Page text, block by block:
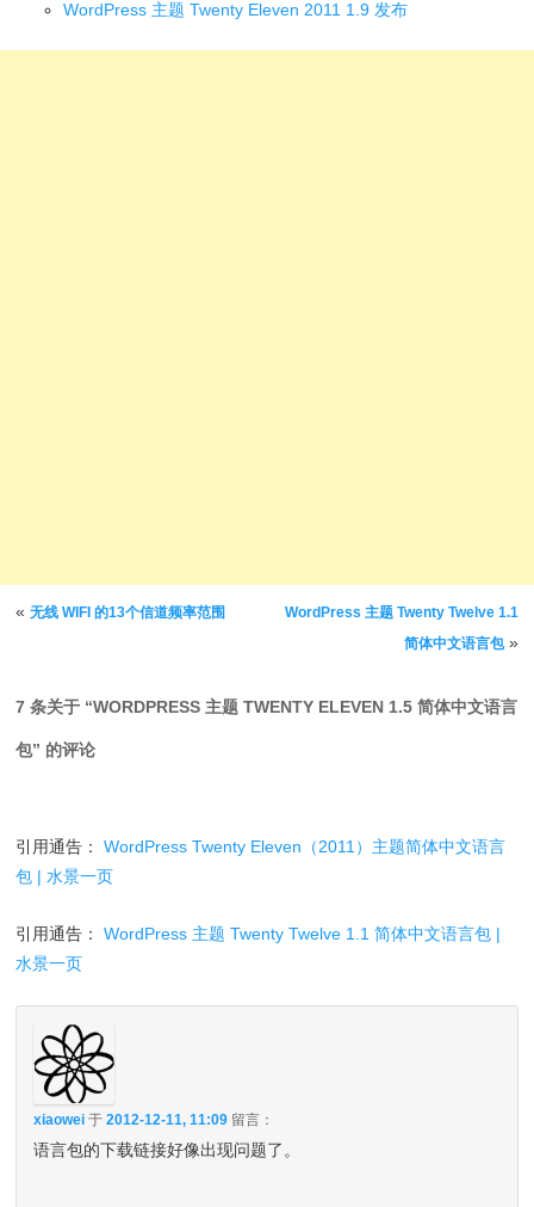
WordPress 主题 Twenty Eleven 2011 1.9 发布
文章导航
«无线 WIFI 的13个信道频率范围
WordPress 主题 Twenty Twelve 1.1
简体中文语言包»
7 条关于 “WORDPRESS 主题 TWENTY ELEVEN 1.5 简体中文语言
包” 的评论
引用通告：WordPress Twenty Eleven（2011）主题简体中文语言
包 | 水景一页
引用通告：WordPress 主题 Twenty Twelve 1.1 简体中文语言包 |
水景一页
xiaowei 于2012-12-11, 11:09 留言：
语言包的下载链接好像出现问题了。